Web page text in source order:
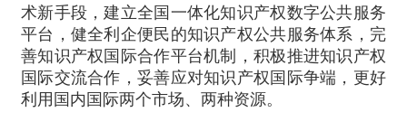
术新手段，建立全国一体化知识产权数字公共服务
平台，健全利企便民的知识产权公共服务体系，完
善知识产权国际合作平台机制，积极推进知识产权
国际交流合作，妥善应对知识产权国际争端，更好
利用国内国际两个市场、两种资源。